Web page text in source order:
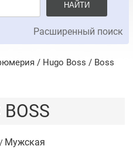
НАЙТИ
Расширенный поиск
/ Hugo Boss / Boss
BOSS
/ Мужская